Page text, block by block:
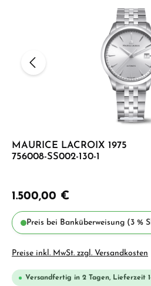
MAURICE LACROIX 1975
756008-SS002-130-1
1.500,00 €
Preis bei Banküberweisung (3 %
Preise inkl. MwSt. zzgl. Versandkosten
Versandfertig in 2 Tagen, Lieferzeit